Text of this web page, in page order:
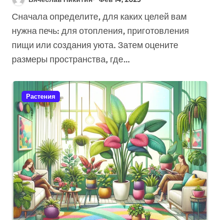
Дачи (7 Советов
Экспертов)
Сначала определите, для каких целей вам
нужна печь: для отопления, приготовления
пищи или создания уюта. Затем оцените
размеры пространства, где…
Растения